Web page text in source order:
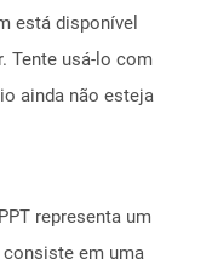
está disponível
Tente usá-lo com
ainda não esteja
representa um
em uma